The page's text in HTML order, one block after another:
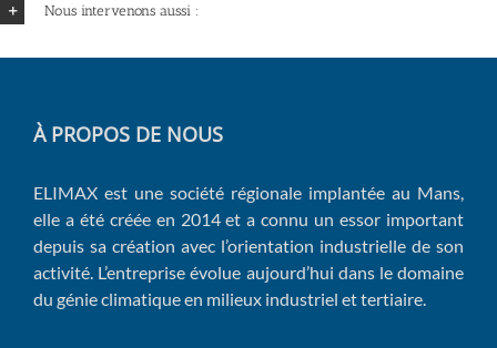
Nous intervenons aussi :
À PROPOS DE NOUS
ELIMAX est une société régionale implantée au Mans,
elle a été créée en 2014 et a connu un essor important
depuis sa création avec l’orientation industrielle de son
activité. L’entreprise évolue aujourd’hui dans le domaine
du génie climatique en milieux industriel et tertiaire.